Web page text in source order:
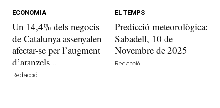
ECONOMIA
Un 14,4% dels negocis
de Catalunya assenyalen
afectar-se per l’augment
d’aranzels...
Redacció
EL TEMPS
Predicció meteorològica:
Sabadell, 10 de
Novembre de 2025
Redacció